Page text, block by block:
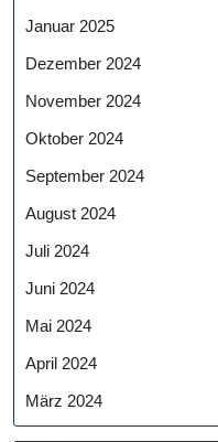
Januar 2025
Dezember 2024
November 2024
Oktober 2024
September 2024
August 2024
Juli 2024
Juni 2024
Mai 2024
April 2024
März 2024